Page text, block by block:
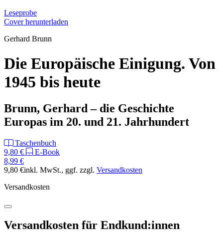
Leseprobe
Cover herunterladen
Gerhard Brunn
Die Europäische Einigung. Von
1945 bis heute
Brunn, Gerhard – die Geschichte
Europas im 20. und 21. Jahrhundert
Taschenbuch
9,80 €
E-Book
8,99 €
9,80 €inkl. MwSt., ggf. zzgl. Versandkosten
Versandkosten
Versandkosten für Endkund:innen